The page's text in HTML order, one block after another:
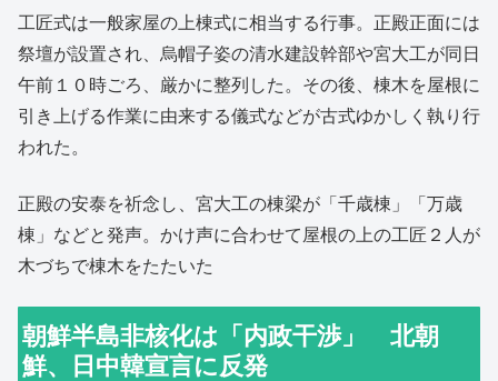
工匠式は一般家屋の上棟式に相当する行事。正殿正面には
祭壇が設置され、烏帽子姿の清水建設幹部や宮大工が同日
午前１０時ごろ、厳かに整列した。その後、棟木を屋根に
引き上げる作業に由来する儀式などが古式ゆかしく執り行
われた。
正殿の安泰を祈念し、宮大工の棟梁が「千歳棟」「万歳
棟」などと発声。かけ声に合わせて屋根の上の工匠２人が
木づちで棟木をたたいた
朝鮮半島非核化は「内政干渉」 北朝
鮮、日中韓宣言に反発